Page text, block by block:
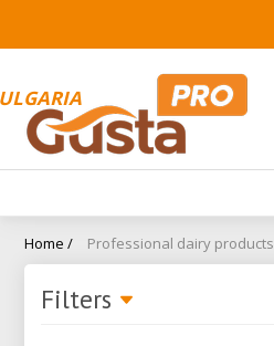
Home / Professional dairy products
Filters